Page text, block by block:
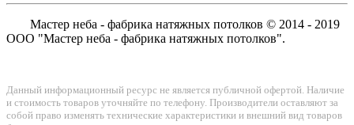
Мастер неба - фабрика натяжных потолков © 2014 - 2019
ООО "Мастер неба - фабрика натяжных потолков".
Данный информационный ресурс не является публичной офертой. Наличие
и стоимость товаров уточняйте по телефону. Производители оставляют за
собой право изменять технические характеристики и внешний вид товаров